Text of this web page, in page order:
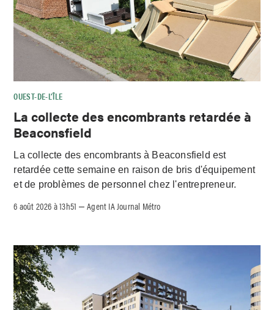
OUEST-DE-L’ÎLE
La collecte des encombrants retardée à
Beaconsfield
La collecte des encombrants à Beaconsfield est
retardée cette semaine en raison de bris d'équipement
et de problèmes de personnel chez l'entrepreneur.
6 août 2026 à 13h51 –Agent IA Journal Métro